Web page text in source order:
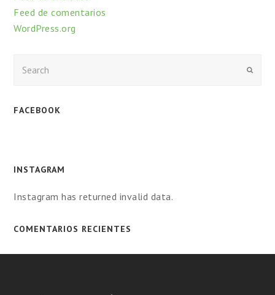
Feed de comentarios
WordPress.org
Enviar
FACEBOOK
INSTAGRAM
Instagram has returned invalid data.
COMENTARIOS RECIENTES